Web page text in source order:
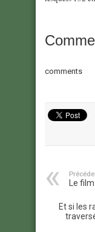
comments
Le
Et si les